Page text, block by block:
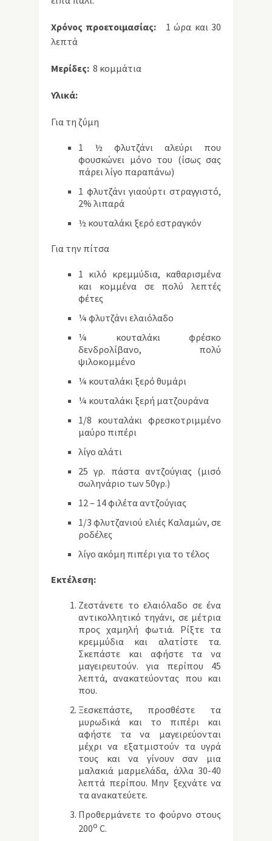
Χρόνος προετοιμασίας: 1 ώρα και 30
λεπτά
Μερίδες: 8 κομμάτια
Υλικά:
Για τη ζύμη
1 ½ φλυτζάνι αλεύρι που
φουσκώνει μόνο του (ίσως σας
πάρει λίγο παραπάνω)
1 φλυτζάνι γιαούρτι στραγγιστό,
2% λιπαρά
½ κουταλάκι ξερό εστραγκόν
Για την πίτσα
1 κιλό κρεμμύδια, καθαρισμένα
και κομμένα σε πολύ λεπτές
φέτες
¼ φλυτζάνι ελαιόλαδο
¼ κουταλάκι φρέσκο
δενδρολίβανο, πολύ
ψιλοκομμένο
¼ κουταλάκι ξερό θυμάρι
¼ κουταλάκι ξερή ματζουράνα
1/8 κουταλάκι φρεσκοτριμμένο
μαύρο πιπέρι
λίγο αλάτι
25 γρ. πάστα αντζούγιας (μισό
σωληνάριο των 50γρ.)
12 – 14 φιλέτα αντζούγιας
1/3 φλυτζανιού ελιές Καλαμών, σε
ροδέλες
λίγο ακόμη πιπέρι για το τέλος
Εκτέλεση:
Ζεστάνετε το ελαιόλαδο σε ένα
αντικολλητικό τηγάνι, σε μέτρια
προς χαμηλή φωτιά. Ρίξτε τα
κρεμμύδια και αλατίστε τα.
Σκεπάστε και αφήστε τα να
μαγειρευτούν. για περίπου 45
λεπτά, ανακατεύοντας που και
που.
Ξεσκεπάστε, προσθέστε τα
μυρωδικά και το πιπέρι και
αφήστε τα να μαγειρεύονται
μέχρι να εξατμιστούν τα υγρά
τους και να γίνουν σαν μια
μαλακιά μαρμελάδα, άλλα 30-40
λεπτά περίπου. Μην ξεχνάτε να
τα ανακατεύετε.
Προθερμάνετε το φούρνο στους
200ο C.